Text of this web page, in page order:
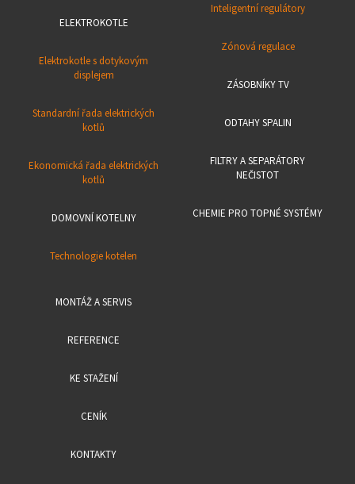
ELEKTROKOTLE
Elektrokotle s dotykovým
displejem
Standardní řada elektrických
kotlů
Ekonomická řada elektrických
kotlů
DOMOVNÍ KOTELNY
Technologie kotelen
Inteligentní regulátory
Zónová regulace
ZÁSOBNÍKY TV
ODTAHY SPALIN
FILTRY A SEPARÁTORY
NEČISTOT
CHEMIE PRO TOPNÉ SYSTÉMY
MONTÁŽ A SERVIS
REFERENCE
KE STAŽENÍ
CENÍK
KONTAKTY